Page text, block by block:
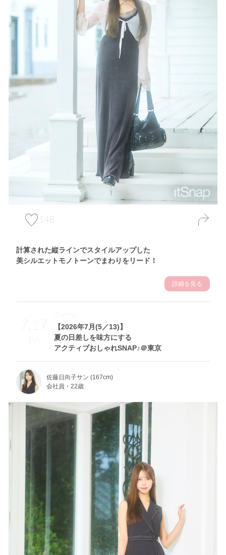
148
計算された縦ラインでスタイルアップした
美シルエットモノトーンでまわりをリード！
詳細を見る
7.17
Fri
【2026年7月(5／13)】
夏の日差しを味方にする
アクティブおしゃれSNAP♪＠東京
Theme
佐藤日向子サン (167cm)
会社員・22歳